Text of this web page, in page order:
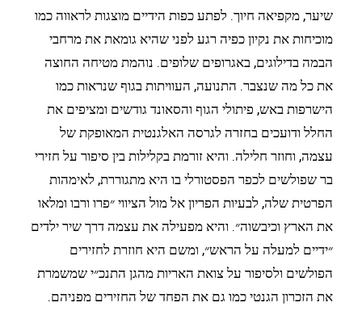
שיער, מקפיאה חיוך. לפתע כפות הידיים מוצגות לראווה כמו
מוכיחות את נקיון כפיה רגע לפני שהיא גומאת את מרחבי
הבמה בדילוגים, באגרופים שלופים. נוהמת מטיחה החוצה
את כל מה שנצבר. התנועה, העוויתות בגוף שנראות כמו
הישרפות באש, פיתולי הגוף והסאונד גודשים ומציפים את
החלל ודועכים בחזרה לגרסה האלגנטית המאופקת של
עצמה, וחוזר חלילה. והיא זורמת בקלילות בין סיפור על חזירי
בר שפולשים לכפר הפסטורלי בו היא מתגוררת, לאימהות
הפרטית שלה, לבעיות הפריון אל מול הציווי ״פרו ורבו ומלאו
את הארץ וכיבשוה״. והיא מפעילה את עצמה דרך שיר ילדים
״ידיים למעלה על הראש״, ומשם היא חוזרת לחזירים
הפולשים ולסיפור על צואת האריות מהגן התנכ״י שמשמרת
את הזכרון הגנטי כמו גם את הפחד של החזירים מפניהם.